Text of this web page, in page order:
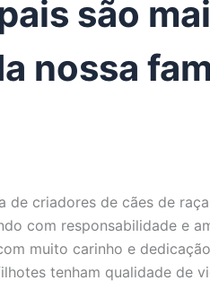
são
nossa
de criadores de cães de
com responsabilidade e
muito carinho e
tenham qualidade de